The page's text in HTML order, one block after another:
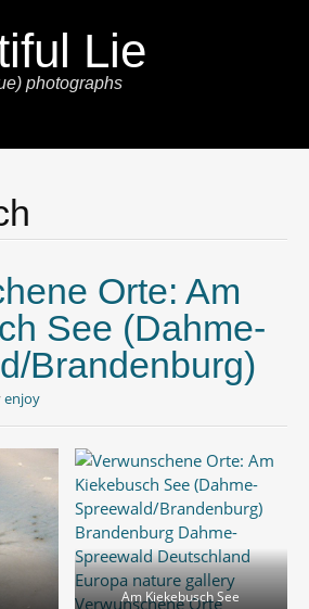
Lie
photographs
Orte: Am
See (Dahme-
Brandenburg)
enjoy
Am Kiekebusch See